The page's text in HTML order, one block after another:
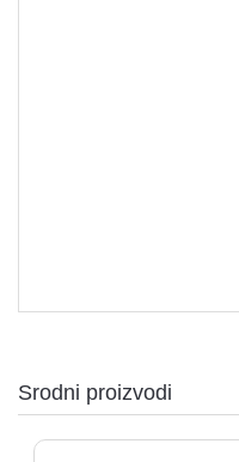
Srodni proizvodi